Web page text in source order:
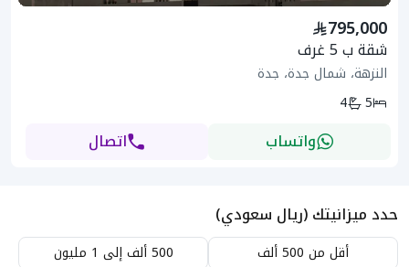
795,000
شقة ب 5 غرف
النزهة، شمال جدة، جدة
5
4
واتساب اتصال
حدد ميزانيتك (ريال سعودي)
أقل من 500 ألف
500 ألف إلى 1 مليون